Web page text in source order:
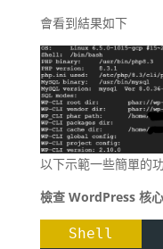
會看到結果如下
以下示範一些簡單的
檢查 WordPress 核
Shell